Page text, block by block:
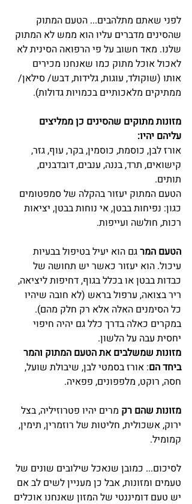
לפני שאתם מתלהבים... הטעם המתוק
שהסינים מדברים עליו הוא ממש לא המתוק
שלנו. מאד חשוב על פי הרפואה הסינית לא
לאכול אוכל מתוק כמו שאנחנו מכירים
אותו (שוקולד, עוגות, גלידות, דבש/ סילאן/
ממתיקים מלאכותיים בכמויות גדולות).
מזונות מתוקים שהסינים כן ממליצים
עליהם יהיו:
אורז לבן, כוסמת, כוסמין, בקר, עוף, גזר,
קישואים, תרד, בננה, ענבים, דובדבנים,
תותים.
הטעם המתוק יעזור בהקלה של סמפטומים
כגון: נפיחות בבטן, אי נוחות בבטן, יציאות
רכות, חולשה ועייפות.
הטעם המר גם הוא יעיל בטיפול בבעיות
עיכול. הוא יעזור כאשר יש תחושה של
כבדות בבטן או בכלל בגוף, דחיפות ליציאה,
ריר בצואה, ערפול בראש (לא חובה שיהיו
כל הסימנים האלה אלא רק חלק מהם).
במקרים כאלה בדרך כלל גם יהיה חיפוי
יחסית עבה על הלשון.
מזונות שמשלבים את הטעם המתוק והמר
ביחד הם: אורז בסמטי לבן, שיבולת שועל,
חסה, רוקט, מלפפונים, פפאיה.
מזונות שהם רק מרים יהיו פטרוזיליה, בצל
ירוק, אשכולית, חליטות של רוזמרין, תימין,
קמומיל.
לסיכום... כמובן שנאכל שילובים שונים של
טעמים ומזונות, אבל כן מעניין לשים לב אם
יש טעם דומיננטי של המזון שאנחנו אוכלים